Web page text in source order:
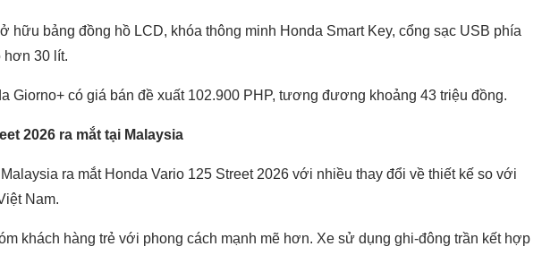
hữu bảng đồng hồ LCD, khóa thông minh Honda Smart Key, cổng sạc USB phía
hơn 30 lít.
Giorno+ có giá bán đề xuất 102.900 PHP, tương đương khoảng 43 triệu đồng.
2026 ra mắt tại Malaysia
ra mắt Honda Vario 125 Street 2026 với nhiều thay đổi về thiết kế so với
Nam.
khách hàng trẻ với phong cách mạnh mẽ hơn. Xe sử dụng ghi-đông trần kết hợp